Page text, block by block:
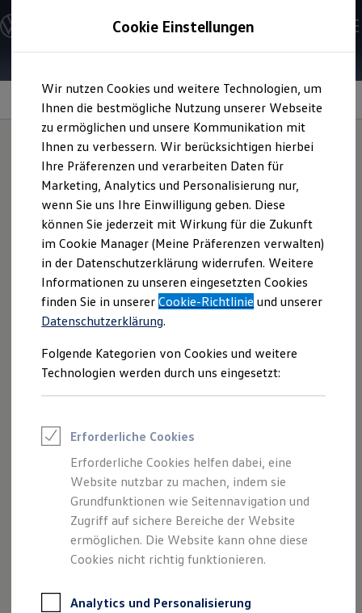
Hauptinhalt
springen
Footer
springen
Modelle und Konfigurator
Konfigurator
Modelle vergleichen
Elektroautos
ENERGY Sondermodelle
Nutzfahrzeuge
SUV und CUV
Familienautos
Kombis
Kompaktwagen
Sportwagen
Schnell verfügbare Fahrzeuge
Angebote und Produkte
Aktuelle Angebote
E-Auto-Förderung
Volkswagen Marktplatz
Die ENERGY Sondermodelle
Junge Gebrauchtwagen und Gebrauchtwagen
Volkswagen Zertifizierte Gebrauchtwagen
Elektromobilität bei Gebrauchtwagen
Saisonangebote
Reifenpakete
Leasing
Leasing-Angebote
Elektroauto Leasing
Kleinwagen-Leasing
Leasing ohne Anzahlung
Finanzierung
Autokredit mit Schlussrate
Versicherungen und Garantien
Kfz-Versicherung
Restschuldversicherungen
Garantien
Professional Class bei Volkswagen
Information
Ladekantenschutzfür
IhrenTouareg
Beim Be- und Entladen Ihres Fahrzeugs kann es schnell zu
ungewollten Kratzern oder anderen Beschädigungen an der
Ladekante kommen. Um diesem Risiko vorzubeugen,
empfehlen wir Ihnen den Ladekantenschutz. Neben seiner
Schutzfunktion wertet er dank der Edelstahloptik Ihren
Volkswagenzusätzlich optisch auf. Fragen Sie das Produkt
gern bei Ihrem
Cookie Einstellungen
Wir nutzen Cookies und weitere Technologien, um
Ihnen die bestmögliche Nutzung unserer Webseite
zu ermöglichen und unsere Kommunikation mit
Ihnen zu verbessern. Wir berücksichtigen hierbei
Ihre Präferenzen und verarbeiten Daten für
Marketing, Analytics und Personalisierung nur,
wenn Sie uns Ihre Einwilligung geben. Diese
können Sie jederzeit mit Wirkung für die Zukunft
im Cookie Manager (Meine Präferenzen verwalten)
in der Datenschutzerklärung widerrufen. Weitere
Informationen zu unseren eingesetzten Cookies
finden Sie in unsererCookie-Richtlinie und unserer
Datenschutzerklärung.
Folgende Kategorien von Cookies und weitere
Technologien werden durch uns eingesetzt:
Erforderliche Cookies
Erforderliche Cookies helfen dabei, eine
Website nutzbar zu machen, indem sie
Grundfunktionen wie Seitennavigation und
Zugriff auf sichere Bereiche der Website
ermöglichen. Die Website kann ohne diese
Cookies nicht richtig funktionieren.
Analytics und Personalisierung